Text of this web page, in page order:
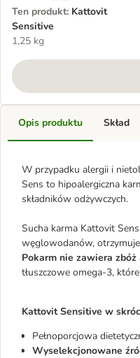
Ten produkt: Kattovit
Sensitive
1,25 kg
Opis produktu
W przypadku alergii i
Sens to hipoalergiczna
składników odżywczych.
Sucha karma Kattovit
Pokarm nie zawiera
tłuszczowe omega-3,
Kattovit Sensitive w
Pełnoporcjowa
Wyselekcjonowane
Skład